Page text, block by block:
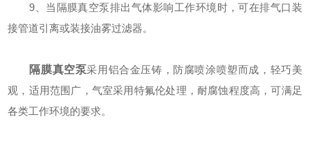
9、当隔膜真空泵排出气体影响工作环境时，可在排气口装
接管道引离或装接油雾过滤器。
隔膜真空泵采用铝合金压铸，防腐喷涂喷塑而成，轻巧美
观，适用范围广，气室采用特氟伦处理，耐腐蚀程度高，可满足
各类工作环境的要求。